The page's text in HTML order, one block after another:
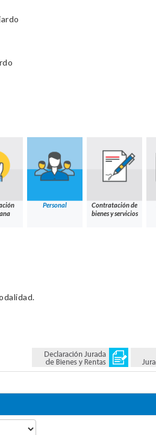
Personal
Contratación de
bienes y servicios